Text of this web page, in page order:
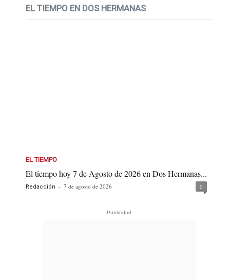
EL TIEMPO EN DOS HERMANAS
EL TIEMPO
El tiempo hoy 7 de Agosto de 2026 en Dos Hermanas...
Redacción - 7 de agosto de 2026 0
- Publicidad -